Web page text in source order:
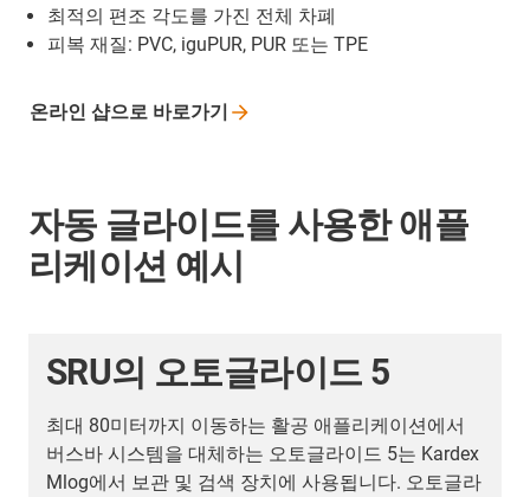
최적의 편조 각도를 가진 전체 차폐
피복 재질: PVC, iguPUR, PUR 또는 TPE
온라인 샵으로 바로가기
자동 글라이드를 사용한 애플
리케이션 예시
SRU의 오토글라이드 5
최대 80미터까지 이동하는 활공 애플리케이션에서
버스바 시스템을 대체하는 오토글라이드 5는 Kardex
Mlog에서 보관 및 검색 장치에 사용됩니다. 오토글라